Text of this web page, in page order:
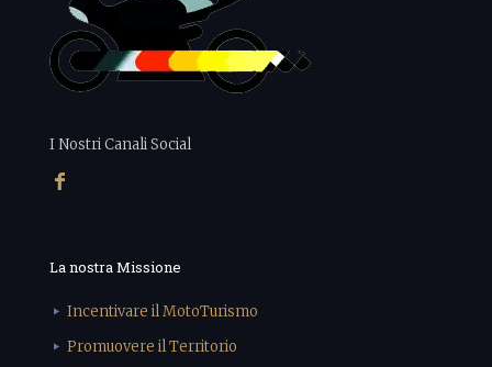
I Nostri Canali Social
La nostra Missione
Incentivare il MotoTurismo
Promuovere il Territorio